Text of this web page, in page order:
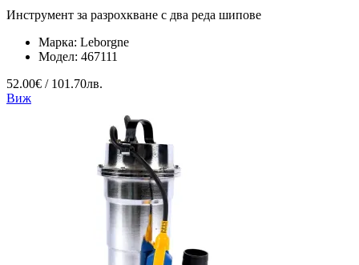
Инструмент за разрохкване с два реда шипове
Марка: Leborgne
Модел: 467111
52.00€ / 101.70лв.
Виж